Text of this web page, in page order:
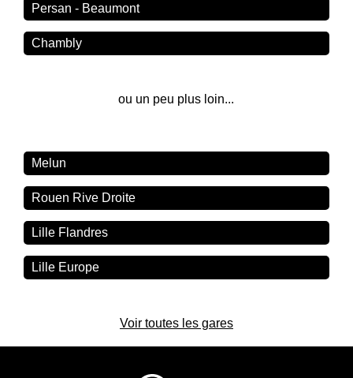
Persan - Beaumont
Chambly
ou un peu plus loin...
Melun
Rouen Rive Droite
Lille Flandres
Lille Europe
Voir toutes les gares